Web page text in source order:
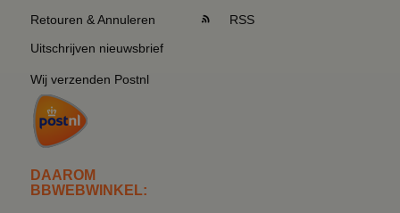
Retouren & Annuleren
Uitschrijven nieuwsbrief
Wij verzenden Postnl
DAAROM
BBWEBWINKEL:
RSS